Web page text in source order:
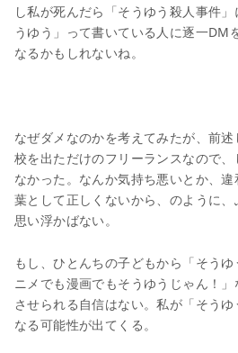
し私が死んだら「そうゆう殺人事件
うゆう」って書いている人に逐一DM
なるかもしれないね。
なぜダメなのかを考えてみたが、前
校を出ただけのフリーランスなので
なかった。なんか気持ち悪いとか、
葉として正しくないから、のように
思い浮かばない。
もし、ひとんちの子どもから「そう
ニメでも漫画でもそうゆうじゃん！
させられる自信はない。私が「そう
なる可能性が出てくる。